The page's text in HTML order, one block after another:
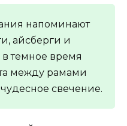
напоминают
айсберги и
в темное время
между рамами
свечение.